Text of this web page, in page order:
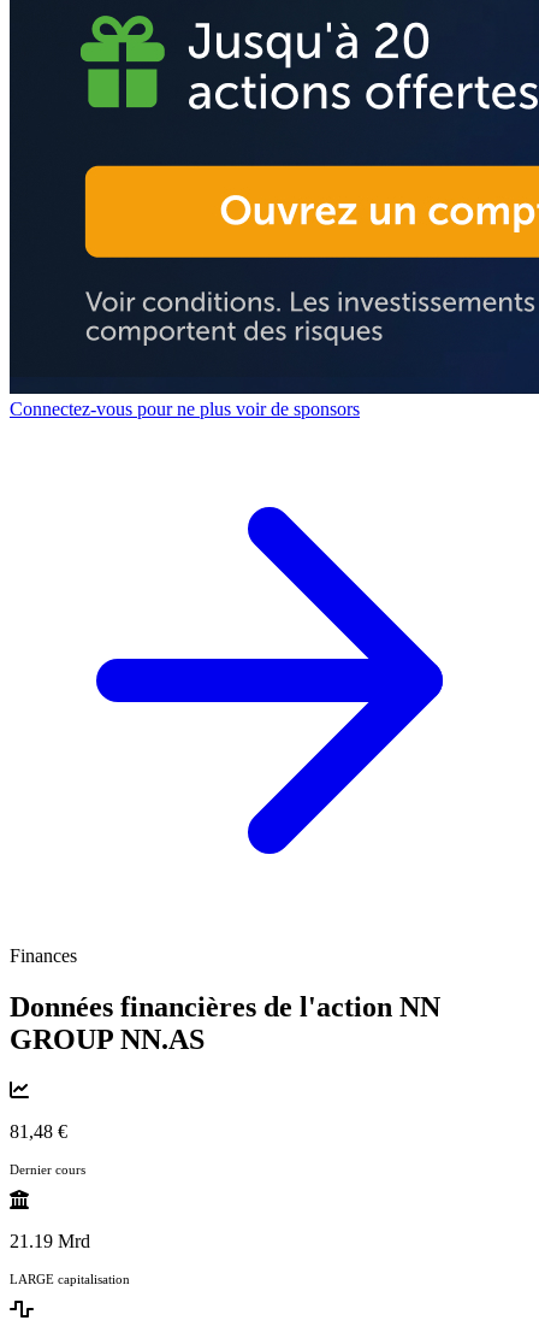
Connectez-vous pour ne plus voir de sponsors
Finances
Données financières de l'action NN
GROUP NN.AS
81,48 €
Dernier cours
21.19 Mrd
LARGE capitalisation